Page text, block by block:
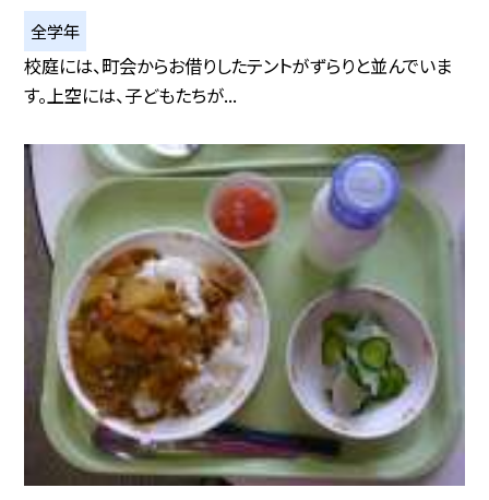
全学年
校庭には、町会からお借りしたテントがずらりと並んでいま
す。上空には、子どもたちが...